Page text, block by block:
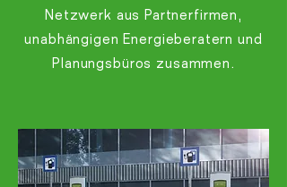
Netzwerk aus Partnerfirmen,
unabhängigen Energieberatern und
Planungsbüros zusammen.